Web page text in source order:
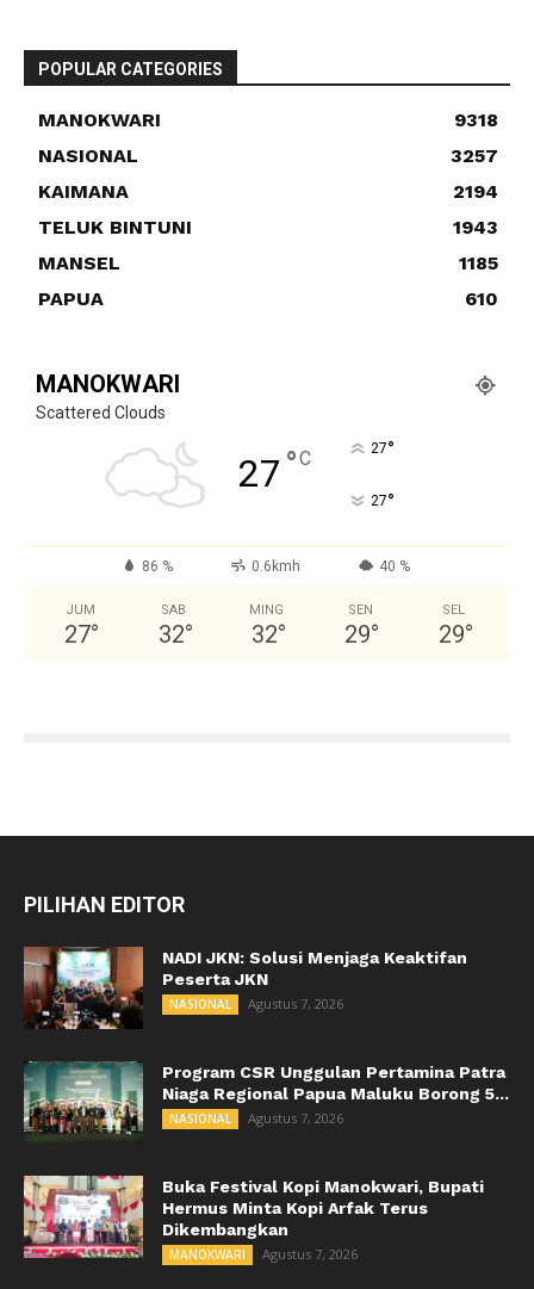
POPULAR CATEGORIES
MANOKWARI
9318
NASIONAL
3257
KAIMANA
2194
TELUK BINTUNI
1943
MANSEL
1185
PAPUA
610
MANOKWARI
Scattered Clouds
27 °C 27°
27°
86 % 0.6kmh 40 %
JUM
27°
SAB
32°
MING
32°
SEN
29°
SEL
29°
PILIHAN EDITOR
NADI JKN: Solusi Menjaga Keaktifan
Peserta JKN
NASIONAL Agustus 7, 2026
Program CSR Unggulan Pertamina Patra
Niaga Regional Papua Maluku Borong 5...
NASIONAL Agustus 7, 2026
Buka Festival Kopi Manokwari, Bupati
Hermus Minta Kopi Arfak Terus
Dikembangkan
MANOKWARI Agustus 7, 2026